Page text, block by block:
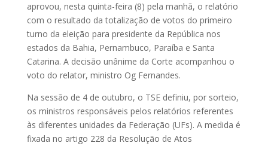
aprovou, nesta quinta-feira (8) pela manhã, o relatório
com o resultado da totalização de votos do primeiro
turno da eleição para presidente da República nos
estados da Bahia, Pernambuco, Paraíba e Santa
Catarina. A decisão unânime da Corte acompanhou o
voto do relator, ministro Og Fernandes.
Na sessão de 4 de outubro, o TSE definiu, por sorteio,
os ministros responsáveis pelos relatórios referentes
às diferentes unidades da Federação (UFs). A medida é
fixada no artigo 228 da Resolução de Atos